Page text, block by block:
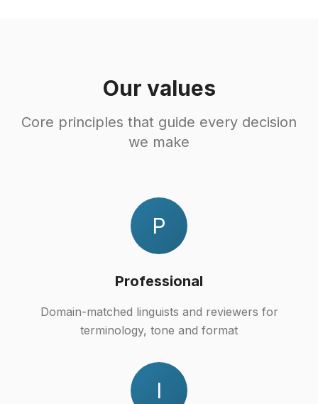
Our values
Core principles that guide every decision
we make
P
Professional
Domain-matched linguists and reviewers for
terminology, tone and format
I